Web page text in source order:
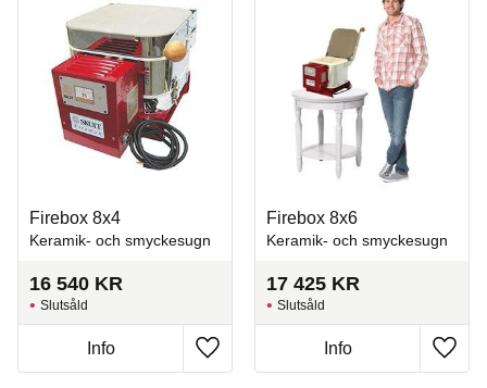
Firebox 8x4
Keramik- och smyckesugn
16 540 KR
Lägg till i favoriter
Slutsåld
Info
Firebox 8x6
Keramik- och smyckesugn
17 425 KR
Lägg
Slutsåld
Info